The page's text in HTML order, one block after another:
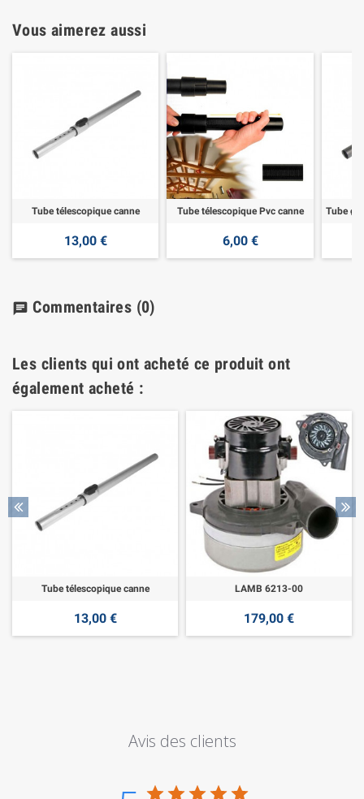
Vous aimerez aussi
Tube télescopique canne
13,00 €
Tube télescopique Pvc canne
6,00 €
chat Commentaires (0)
Les clients qui ont acheté ce produit ont
également acheté :
Tube télescopique canne
13,00 €
LAMB 6213-00
179,00 €
Avis des clients